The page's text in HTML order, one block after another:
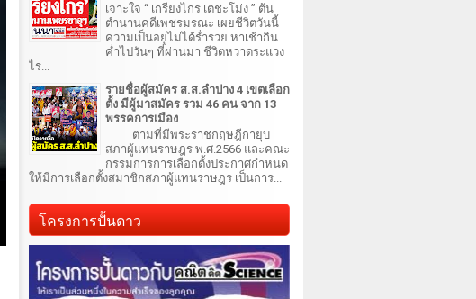
เจาะใจ “ เกรียงไกร เตชะโม่ง ” ต้น
ตำนานคดีเพชรมรณะ เผยชีวิตวันนี้
ความเป็นอยู่ไม่ได้ร่ำรวย หาเช้ากิน
ค่ำไปวันๆ ที่ผ่านมา ชีวิตหวาดระแวง
ไร...
รายชื่อผู้สมัคร ส.ส.ลำปาง 4 เขตเลือก
ตั้ง มีผู้มาสมัคร รวม 46 คน จาก 13
พรรคการเมือง
ตามที่มีพระราชกฤษฎีกายุบ
สภาผู้แทนราษฎร พ.ศ.2566 และคณะ
กรรมการการเลือกตั้งประกาศกำหนด
ให้มีการเลือกตั้งสมาชิกสภาผู้แทนราษฎร เป็นการ...
โครงการปั้นดาว